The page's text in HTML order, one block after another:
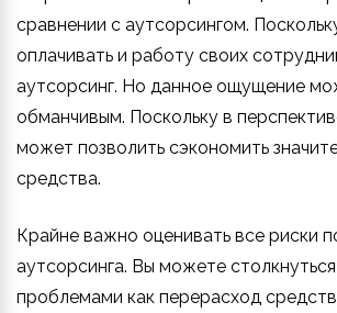
сравнении с аутсорсингом.
оплачивать и работу своих
аутсорсинг. Но данное ощущение
обманчивым. Поскольку в
может позволить сэкономить
средства.
Крайне важно оценивать все риски
аутсорсинга. Вы можете
проблемами как перерасход